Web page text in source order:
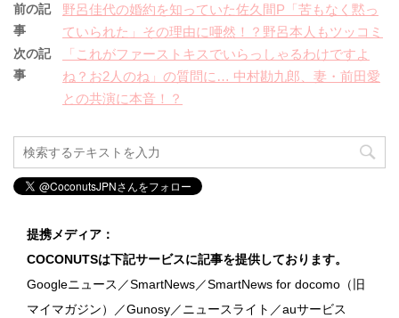
前の記
事
野呂佳代の婚約を知っていた佐久間P「苦もなく黙っ
ていられた」その理由に唖然！？野呂本人もツッコミ
次の記
事
「これがファーストキスでいらっしゃるわけですよ
ね？お2人のね」の質問に… 中村勘九郎、妻・前田愛
との共演に本音！？
提携メディア：
COCONUTSは下記サービスに記事を提供しております。
Googleニュース／SmartNews／SmartNews for docomo（旧
マイマガジン）／Gunosy／ニュースライト／auサービス